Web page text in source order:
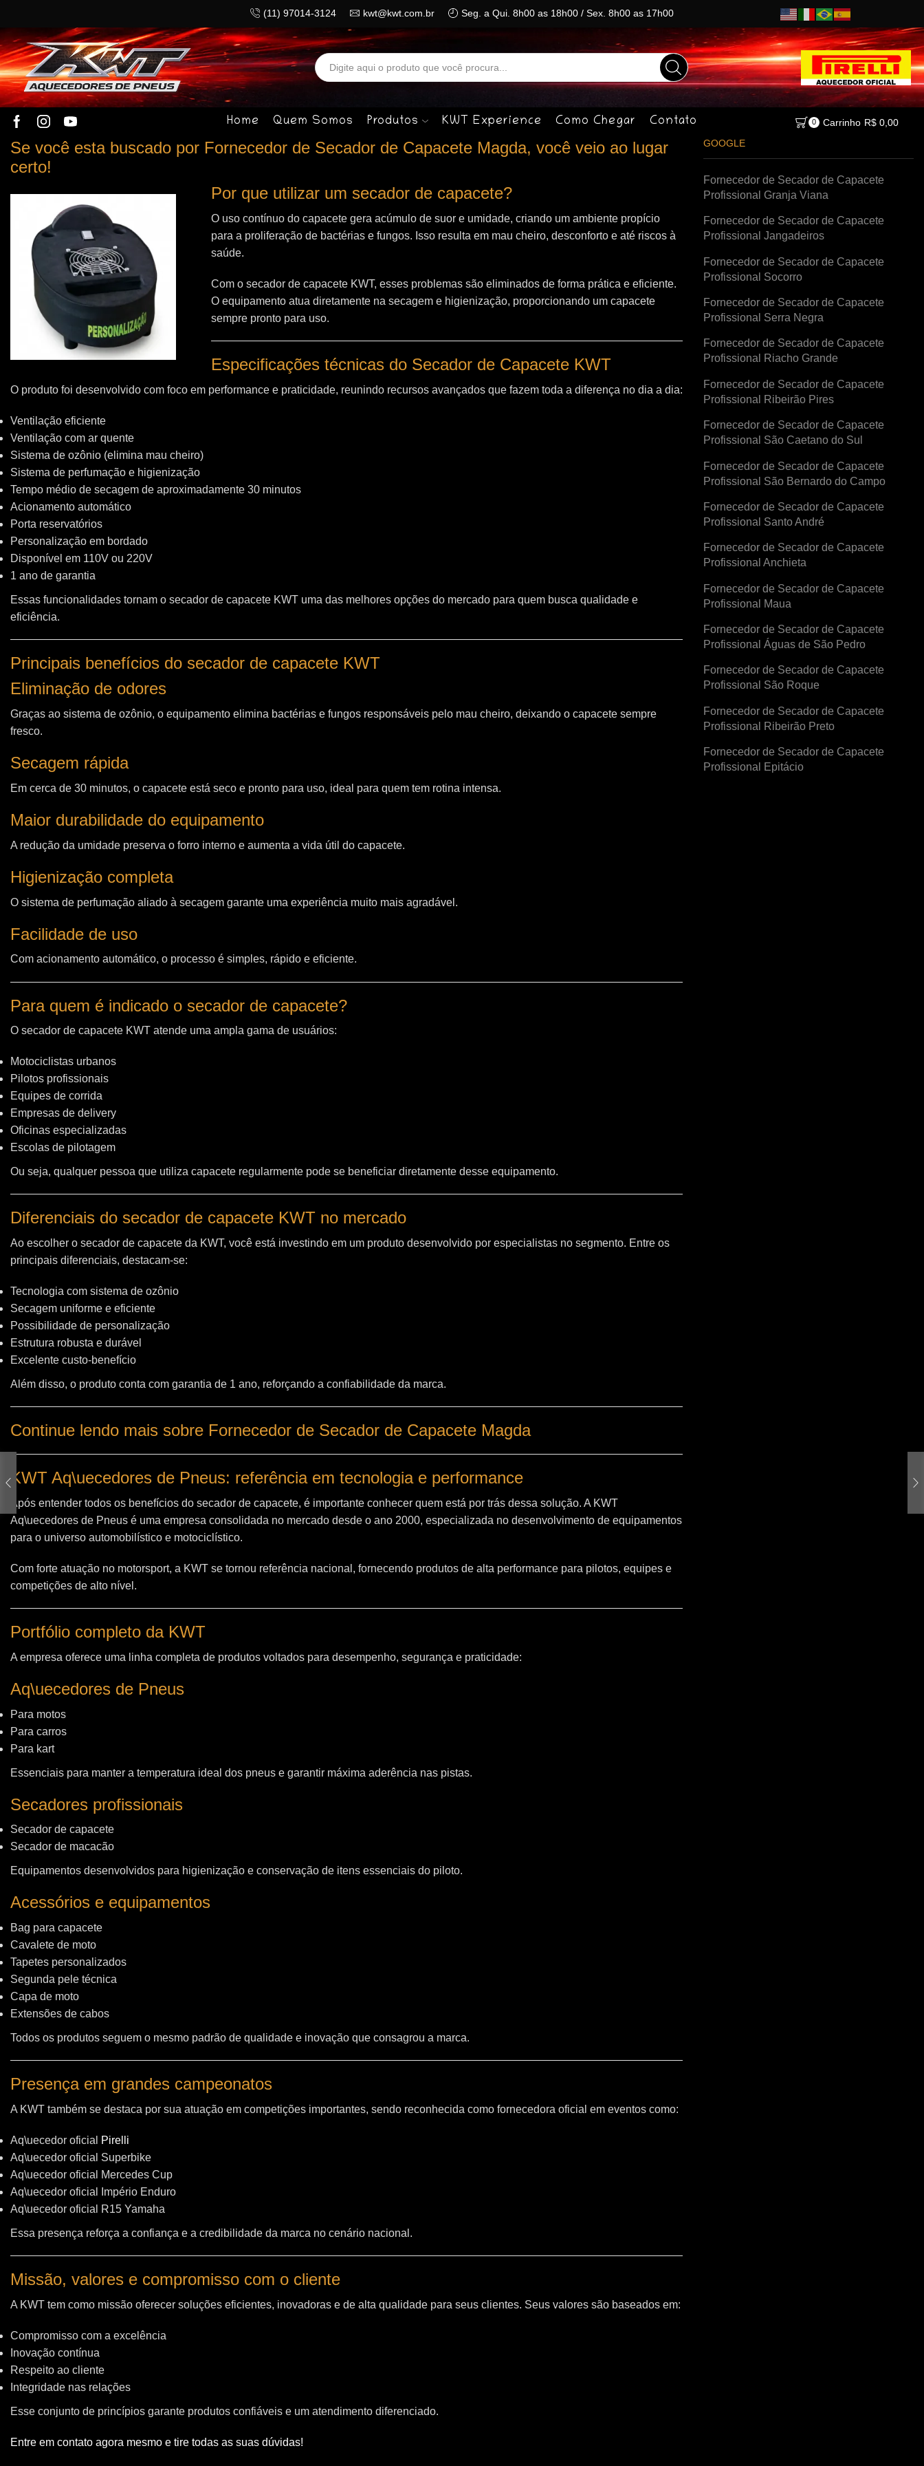
(11) 97014-3124 kwt@kwt.com.br Seg. a Qui. 8h00 as 18h00 / Sex. 8h00 as 17h00
Search
input
Home Quem Somos Produtos KWT Experience Como Chegar Contato 0 Carrinho R$0,00
Se você esta buscado por Fornecedor de Secador de Capacete Magda, você veio ao lugar
certo!
Por que utilizar um secador de capacete?
O uso contínuo do capacete gera acúmulo de suor e umidade, criando um ambiente propício
para a proliferação de bactérias e fungos. Isso resulta em mau cheiro, desconforto e até riscos à
saúde.
Com o secador de capacete KWT, esses problemas são eliminados de forma prática e eficiente.
O equipamento atua diretamente na secagem e higienização, proporcionando um capacete
sempre pronto para uso.
Especificações técnicas do Secador de Capacete KWT
O produto foi desenvolvido com foco em performance e praticidade, reunindo recursos avançados que fazem toda a diferença no dia a dia:
Ventilação eficiente
Ventilação com ar quente
Sistema de ozônio (elimina mau cheiro)
Sistema de perfumação e higienização
Tempo médio de secagem de aproximadamente 30 minutos
Acionamento automático
Porta reservatórios
Personalização em bordado
Disponível em 110V ou 220V
1 ano de garantia
Essas funcionalidades tornam o secador de capacete KWT uma das melhores opções do mercado para quem busca qualidade e
eficiência.
Principais benefícios do secador de capacete KWT
Eliminação de odores
Graças ao sistema de ozônio, o equipamento elimina bactérias e fungos responsáveis pelo mau cheiro, deixando o capacete sempre
fresco.
Secagem rápida
Em cerca de 30 minutos, o capacete está seco e pronto para uso, ideal para quem tem rotina intensa.
Maior durabilidade do equipamento
A redução da umidade preserva o forro interno e aumenta a vida útil do capacete.
Higienização completa
O sistema de perfumação aliado à secagem garante uma experiência muito mais agradável.
Facilidade de uso
Com acionamento automático, o processo é simples, rápido e eficiente.
Para quem é indicado o secador de capacete?
O secador de capacete KWT atende uma ampla gama de usuários:
Motociclistas urbanos
Pilotos profissionais
Equipes de corrida
Empresas de delivery
Oficinas especializadas
Escolas de pilotagem
Ou seja, qualquer pessoa que utiliza capacete regularmente pode se beneficiar diretamente desse equipamento.
Diferenciais do secador de capacete KWT no mercado
Ao escolher o secador de capacete da KWT, você está investindo em um produto desenvolvido por especialistas no segmento. Entre os
principais diferenciais, destacam-se:
Tecnologia com sistema de ozônio
Secagem uniforme e eficiente
Possibilidade de personalização
Estrutura robusta e durável
Excelente custo-benefício
Além disso, o produto conta com garantia de 1 ano, reforçando a confiabilidade da marca.
Continue lendo mais sobre Fornecedor de Secador de Capacete Magda
KWT Aq\uecedores de Pneus: referência em tecnologia e performance
Após entender todos os benefícios do secador de capacete, é importante conhecer quem está por trás dessa solução. A KWT
Aq\uecedores de Pneus é uma empresa consolidada no mercado desde o ano 2000, especializada no desenvolvimento de equipamentos
para o universo automobilístico e motociclístico.
Com forte atuação no motorsport, a KWT se tornou referência nacional, fornecendo produtos de alta performance para pilotos, equipes e
competições de alto nível.
Portfólio completo da KWT
A empresa oferece uma linha completa de produtos voltados para desempenho, segurança e praticidade:
Aq\uecedores de Pneus
Para motos
Para carros
Para kart
Essenciais para manter a temperatura ideal dos pneus e garantir máxima aderência nas pistas.
Secadores profissionais
Secador de capacete
Secador de macacão
Equipamentos desenvolvidos para higienização e conservação de itens essenciais do piloto.
Acessórios e equipamentos
Bag para capacete
Cavalete de moto
Tapetes personalizados
Segunda pele técnica
Capa de moto
Extensões de cabos
Todos os produtos seguem o mesmo padrão de qualidade e inovação que consagrou a marca.
Presença em grandes campeonatos
A KWT também se destaca por sua atuação em competições importantes, sendo reconhecida como fornecedora oficial em eventos como:
Aq\uecedor oficial
Pirelli
Aq\uecedor oficial Superbike
Aq\uecedor oficial Mercedes Cup
Aq\uecedor oficial Império Enduro
Aq\uecedor oficial R15 Yamaha
Essa presença reforça a confiança e a credibilidade da marca no cenário nacional.
Missão, valores e compromisso com o cliente
A KWT tem como missão oferecer soluções eficientes, inovadoras e de alta qualidade para seus clientes. Seus valores são baseados em:
Compromisso com a excelência
Inovação contínua
Respeito ao cliente
Integridade nas relações
Esse conjunto de princípios garante produtos confiáveis e um atendimento diferenciado.
Entre em contato agora mesmo e tire todas as suas dúvidas!
GOOGLE
Fornecedor de Secador de Capacete
Profissional Granja Viana
Fornecedor de Secador de Capacete
Profissional Jangadeiros
Fornecedor de Secador de Capacete
Profissional Socorro
Fornecedor de Secador de Capacete
Profissional Serra Negra
Fornecedor de Secador de Capacete
Profissional Riacho Grande
Fornecedor de Secador de Capacete
Profissional Ribeirão Pires
Fornecedor de Secador de Capacete
Profissional São Caetano do Sul
Fornecedor de Secador de Capacete
Profissional São Bernardo do Campo
Fornecedor de Secador de Capacete
Profissional Santo André
Fornecedor de Secador de Capacete
Profissional Anchieta
Fornecedor de Secador de Capacete
Profissional Maua
Fornecedor de Secador de Capacete
Profissional Águas de São Pedro
Fornecedor de Secador de Capacete
Profissional São Roque
Fornecedor de Secador de Capacete
Profissional Ribeirão Preto
Fornecedor de Secador de Capacete
Profissional Epitácio